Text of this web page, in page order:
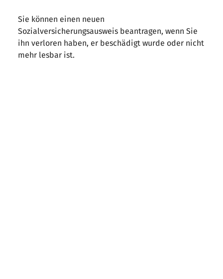
Sie können einen neuen
Sozialversicherungsausweis beantragen, wenn Sie
ihn verloren haben, er beschädigt wurde oder nicht
mehr lesbar ist.